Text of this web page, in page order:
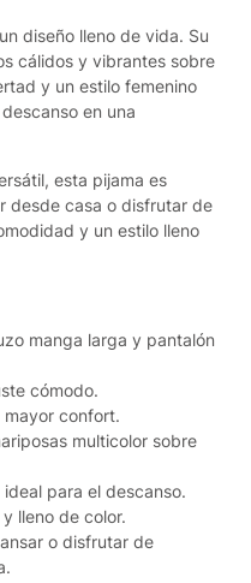
diseño lleno de vida. Su
cálidos y vibrantes sobre
y un estilo femenino
en una
esta pijama es
desde casa o disfrutar de
y un estilo lleno
manga larga y pantalón
cómodo.
confort.
multicolor sobre
para el descanso.
lleno de color.
o disfrutar de